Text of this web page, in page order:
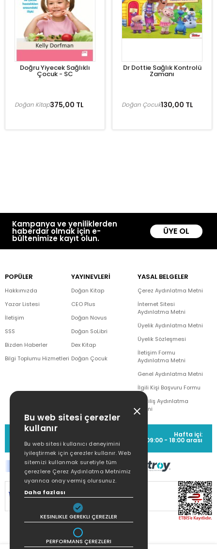
Doğru Yiyecek Sağlıklı
Çocuk - SC
375,00 TL
Doğan Kitap
Dr Dottie Sağlık Kontrolü
Zamanı
130,00 TL
Doğan Çocuk
Kampanya ve yeniliklerden
haberdar olmak için e-
bültenimize kayıt olun.
ÜYE OL
POPÜLER
Hakkımızda
Yazar Listesi
İletişim
SSS
Bizden Haberler
Bilgi Toplumu Hizmetleri
YAYINEVLERİ
Doğan Kitap
CEO Plus
Doğan Novus
Doğan SoLibri
Dex Kitap
Doğan Çocuk
YASAL BELGELER
Çerez Aydınlatma Metni
İnternet Sitesi
Aydınlatma Metni
Üyelik Aydınlatma Metni
Üyelik Sözleşmesi
İletişim Formu
Aydınlatma Metni
Genel Aydınlatma Metni
İlgili Kişi Başvuru Formu
Çekiliş Aydınlatma
Metni
MÜŞTERİ HİZMETLERİ
(0212) 373 77 00
Hafta içi:
09:00 - 18:00 arası
SİTEMİZ
KORUNMAKTADIR.
Bu web sitesi çerezler
kullanır
Bu web sitesi kullanıcı deneyimini
iyileştirmek için çerezler kullanır. Web
sitemizi kullanmak suretiyle tüm
çerezlere Çerez Aydınlatma Metnimiz
uyarınca onay vermiş olursunuz.
Daha fazlası
KESINLIKLE GEREKLI ÇEREZLER
PERFORMANS ÇEREZLERI